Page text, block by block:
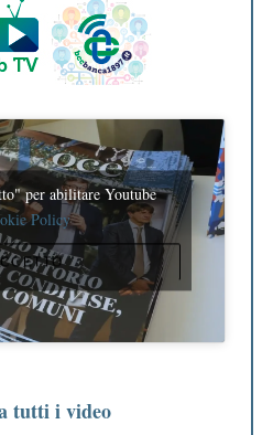
per abilitare Youtube
Policy
tutti i video